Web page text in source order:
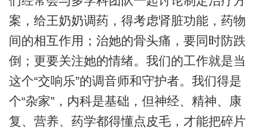
案，给王奶奶调药，得考虑肾脏功能，药物
间的相互作用；治她的骨头痛，要同时防跌
倒；更要关注她的情绪。我们的工作就是当
这个“交响乐”的调音师和守护者。我们得是
个“杂家”，内科是基础，但神经、精神、康
复、营养、药学都得懂点皮毛，才能把碎片